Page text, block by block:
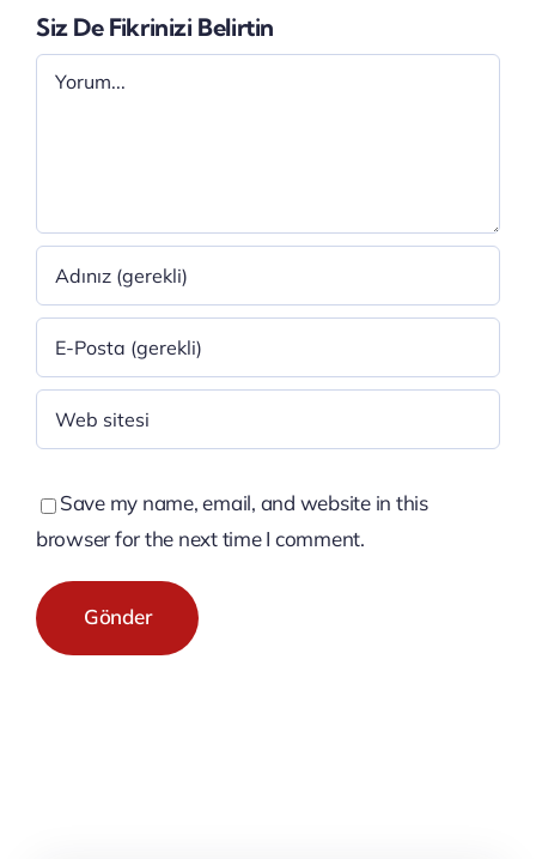
Siz De Fikrinizi Belirtin
Yorum
Save my name, email, and website in this
browser for the next time I comment.